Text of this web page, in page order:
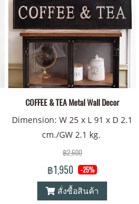
COFFEE & TEA Metal Wall Decor
Dimension: W 25 x L 91 x D 2.1
cm./GW 2.1 kg.
฿2,600
฿1,950 -25%
สั่งซื้อสินค้า